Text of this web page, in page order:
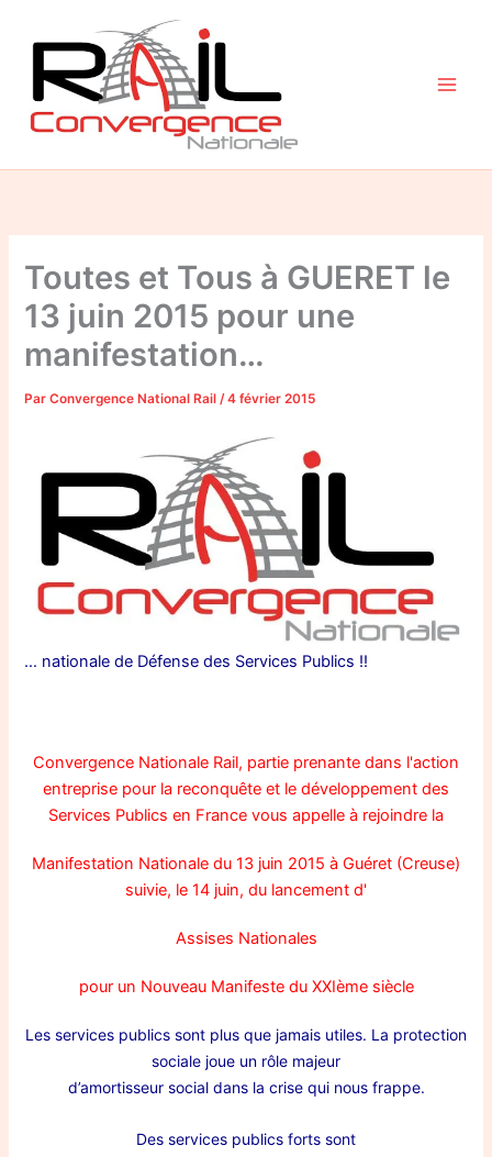
contenu
Toutes et Tous à GUERET le
13 juin 2015 pour une
manifestation…
ParConvergence National Rail/4 février 2015
… nationale de Défense des Services Publics !!
Convergence Nationale Rail, partie prenante dans l'action
entreprise pour la reconquête et le développement des
Services Publics en France vous appelle à rejoindre la
Manifestation Nationale du 13 juin 2015 à Guéret (Creuse)
suivie, le 14 juin, du lancement d'
Assises Nationales
pour un Nouveau Manifeste du XXIème siècle
Les services publics sont plus que jamais utiles. La protection
sociale joue un rôle majeur
d’amortisseur social dans la crise qui nous frappe.
Des services publics forts sont